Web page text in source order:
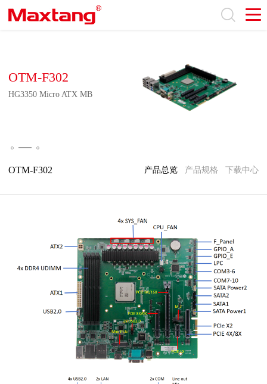
OTM-F302
HG3350 Micro ATX MB
OTM-F302 产品总览 产品规格 下载中心